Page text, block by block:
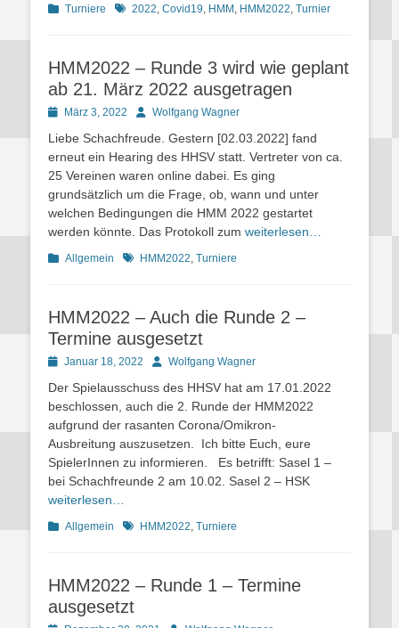
Kategorien
Turniere Schlagworte
2022, Covid19, HMM , HMM2022, Turnier
HMM2022 – Runde 3 wird wie geplant
ab 21. März 2022 ausgetragen
PostedMärz 3, 2022 AutorWolfgang Wagner
Liebe Schachfreude. Gestern [02.03.2022] fand
erneut ein Hearing des HHSV statt. Vertreter von ca.
25 Vereinen waren online dabei. Es ging
grundsätzlich um die Frage, ob, wann und unter
welchen Bedingungen die HMM 2022 gestartet
werden könnte. Das Protokoll zum weiterlesen…
Kategorien
Allgemein Schlagworte
HMM2022, Turniere
HMM2022 – Auch die Runde 2 –
Termine ausgesetzt
PostedJanuar 18, 2022 AutorWolfgang Wagner
Der Spielausschuss des HHSV hat am 17.01.2022
beschlossen, auch die 2. Runde der HMM2022
aufgrund der rasanten Corona/Omikron-
Ausbreitung auszusetzen. Ich bitte Euch, eure
SpielerInnen zu informieren. Es betrifft: Sasel 1 –
bei Schachfreunde 2 am 10.02. Sasel 2 – HSK
weiterlesen…
Kategorien
Allgemein Schlagworte
HMM2022, Turniere
HMM2022 – Runde 1 – Termine
ausgesetzt